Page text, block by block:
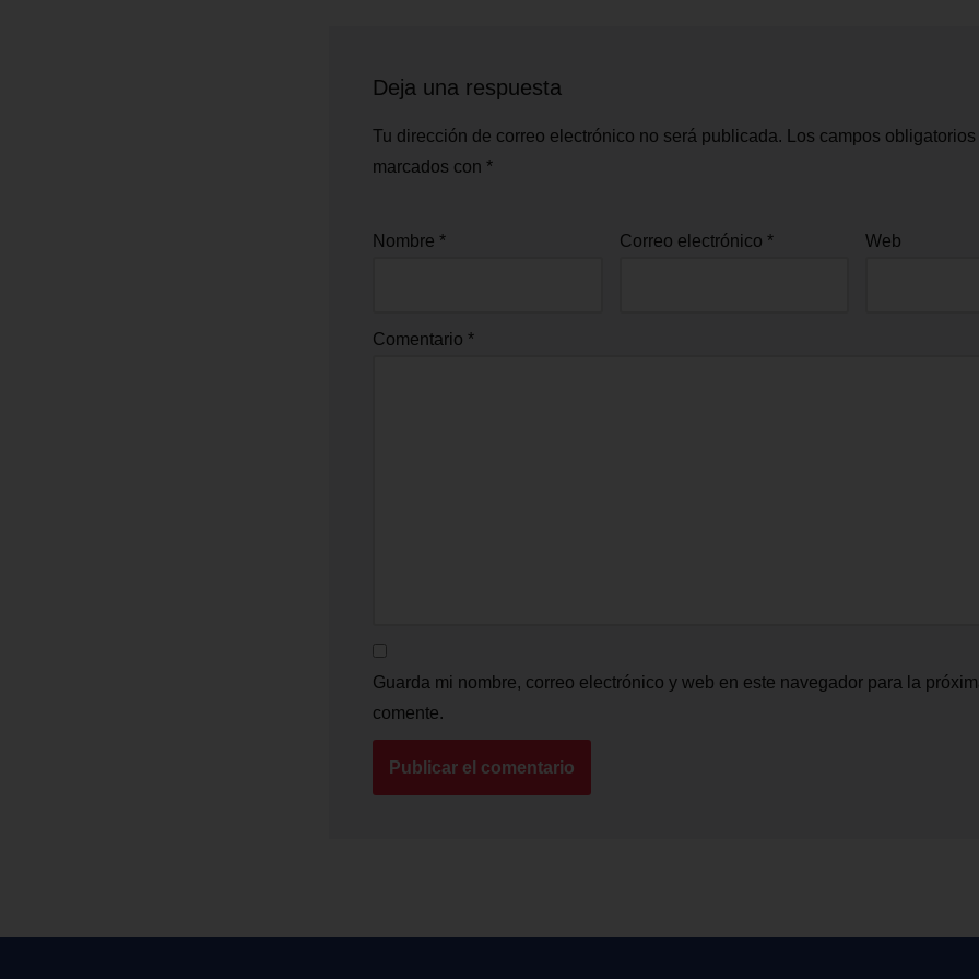
Deja una respuesta
Tu dirección de correo electrónico no será publicada.
Los campos
marcados con *
Nombre * Correo electrónico * Web
Comentario *
Guarda mi nombre, correo electrónico y web en este navegador para la
comente.